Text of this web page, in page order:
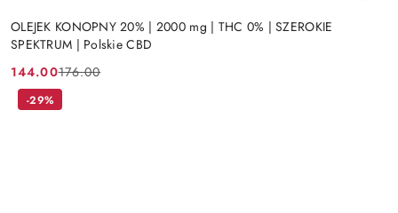
OLEJEK KONOPNY 20% | 2000 mg | THC 0% | SZEROKIE
SPEKTRUM | Polskie CBD
Cena
promocyjna:
144.00
Cena
przed
176.00
-29%